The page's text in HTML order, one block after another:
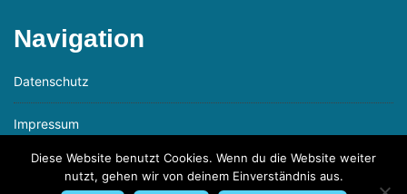
Navigation
Datenschutz
Impressum
Diese Website benutzt Cookies. Wenn du die Website weiter
nutzt, gehen wir von deinem Einverständnis aus.